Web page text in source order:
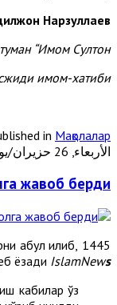
Нарзуллаев,
“Имом Султон”
имом-хатиби.
in Мақолалар
الأربعاء, 26 حزيران/يونيو 2024 00:00
жавоб берди
қабул қилиб,
ёзади IslamNews
кабилар ўз